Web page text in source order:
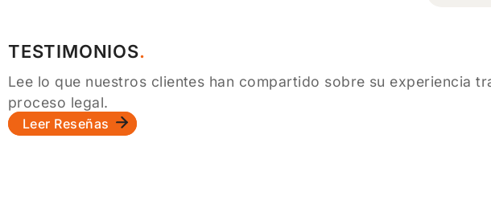
TESTIMONIOS
Lee lo que nuestros clientes han compartido sobre su experiencia
proceso legal.
Leer Reseñas